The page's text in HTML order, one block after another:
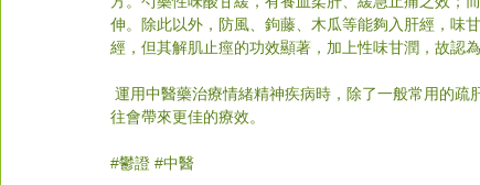
伸。除此以外，防風、鉤藤、木瓜等能夠入肝經，味
經，但其解肌止痙的功效顯著，加上性味甘潤，故認
往會帶來更佳的療效。
#鬱證 #中醫